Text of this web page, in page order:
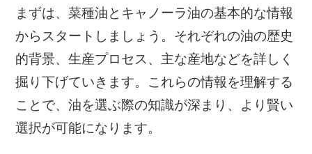
まずは、菜種油とキャノーラ油の基本的な情報
からスタートしましょう。それぞれの油の歴史
的背景、生産プロセス、主な産地などを詳しく
掘り下げていきます。これらの情報を理解する
ことで、油を選ぶ際の知識が深まり、より賢い
選択が可能になります。